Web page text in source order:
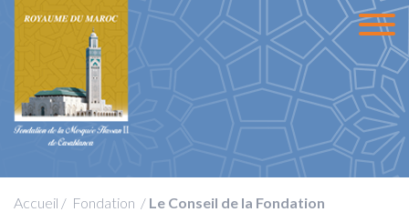
Accueil / Fondation / Le Conseil de la Fondation